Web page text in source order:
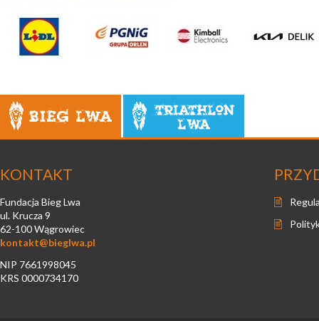
Bieg Lwa
KONTAKT
Fundacja Bieg Lwa
ul. Krucza 9
62-100 Wągrowiec
kontakt@bieglwa.pl
NIP 7661998045
KRS 0000734170